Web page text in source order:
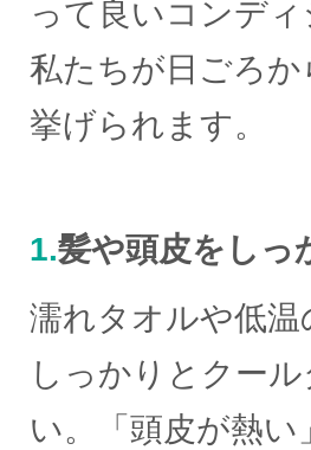
って良いコンデ
私たちが日ごろ
挙げられます。
1.髪や頭皮をしっ
濡れタオルや低
しっかりとクー
い。「頭皮が熱